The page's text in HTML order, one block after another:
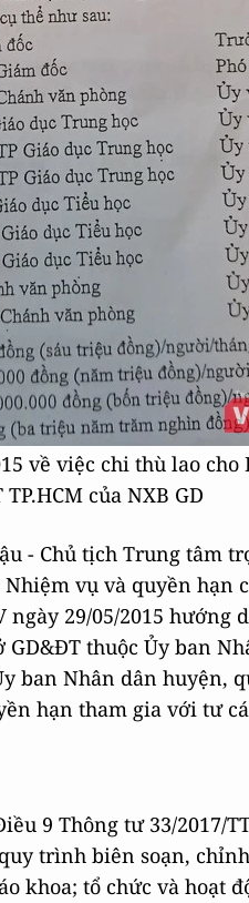
về việc chi thù lao
của NXB GD
- Chủ tịch Trung tâm
vụ và quyền hạn
29/05/2015 hướng
thuộc Ủy ban
ban Nhân dân huyện,
hạn tham gia với tư
9 Thông tư 33/2017/
trình biên soạn,
khoa; tổ chức và hoạt